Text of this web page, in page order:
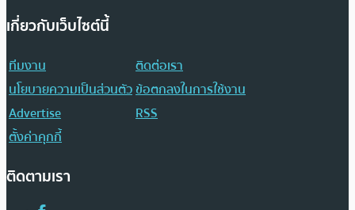
เกี่ยวกับเว็บไซต์นี้
ทีมงาน
ติดต่อเรา
นโยบายความเป็นส่วนตัวข้อตกลงในการใช้งาน
Advertise
RSS
ตั้งค่าคุกกี้
ติดตามเรา